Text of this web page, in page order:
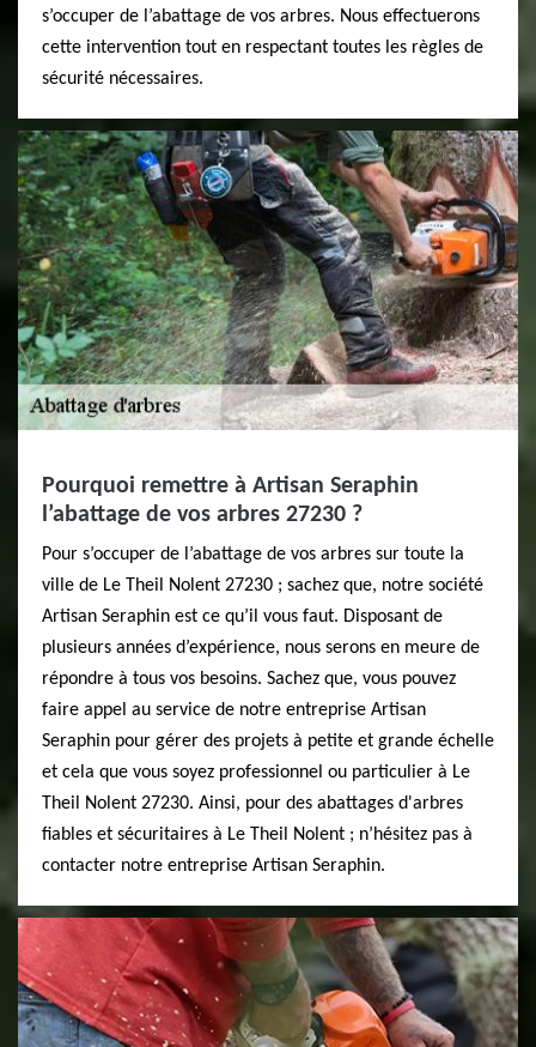
s’occuper de l’abattage de vos arbres. Nous effectuerons
cette intervention tout en respectant toutes les règles de
sécurité nécessaires.
Pourquoi remettre à Artisan Seraphin
l’abattage de vos arbres 27230 ?
Pour s’occuper de l’abattage de vos arbres sur toute la
ville de Le Theil Nolent 27230 ; sachez que, notre société
Artisan Seraphin est ce qu’il vous faut. Disposant de
plusieurs années d’expérience, nous serons en meure de
répondre à tous vos besoins. Sachez que, vous pouvez
faire appel au service de notre entreprise Artisan
Seraphin pour gérer des projets à petite et grande échelle
et cela que vous soyez professionnel ou particulier à Le
Theil Nolent 27230. Ainsi, pour des abattages d'arbres
fiables et sécuritaires à Le Theil Nolent ; n’hésitez pas à
contacter notre entreprise Artisan Seraphin.